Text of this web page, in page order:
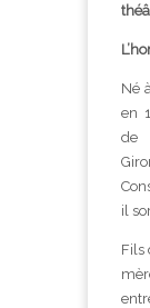
Né
en
de
il
Fils